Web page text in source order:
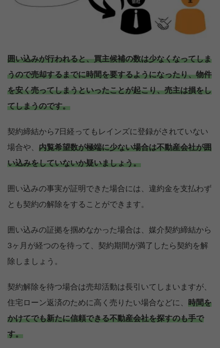
囲い込みが行われると、買主候補の数は少なくなってしま
うので売却するまでに時間を要するようになったり、物件
を安く売ってしまうといったことが起こり、売主は損をし
てしまうのです。
契約締結から7日経ってもレインズに登録がされていない
場合や、 内覧希望数が極端に少ない場合は不動産会社が囲
い込みをしていないか疑いましょう。
囲い込みの事実が証明できた場合には、違約金を支払わず
とも契約の解除をすることができます。
囲い込みの証拠を掴めなかった場合は、媒介契約締結から
3ヶ月が経つのを待って、契約期間が満了したら契約を解
除しましょう。
契約解除を待つ場合は売却活動は長引いてしまいますが、
住宅ローン返済のために高く売りたい場合などに、 時間を
かけてでも新たに信頼できる不動産会社を探すのも手で
す。